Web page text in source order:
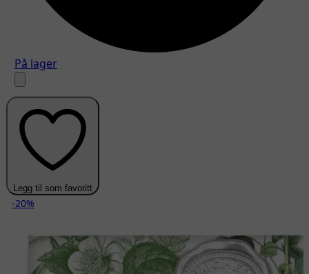
På lager
Legg til som favoritt
-20%